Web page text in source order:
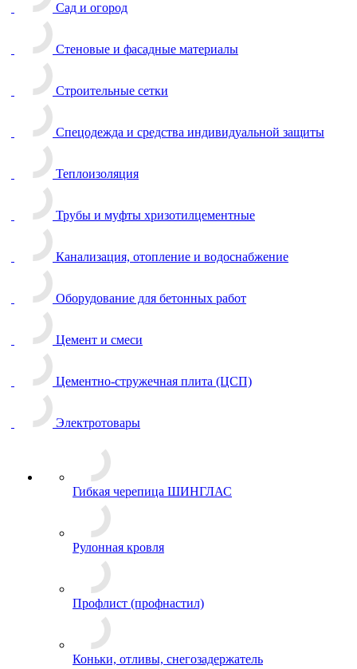
Сад и огород
Стеновые и фасадные материалы
Строительные сетки
Спецодежда и средства индивидуальной защиты
Теплоизоляция
Трубы и муфты хризотилцементные
Канализация, отопление и водоснабжение
Оборудование для бетонных работ
Цемент и смеси
Цементно-стружечная плита (ЦСП)
Электротовары
Гибкая черепица ШИНГЛАС
Рулонная кровля
Профлист (профнастил)
Коньки, отливы, снегозадержатель